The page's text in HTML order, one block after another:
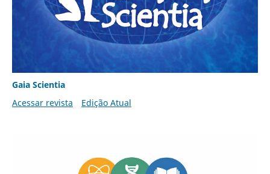
Gaia Scientia
Acessar revista
Edição Atual